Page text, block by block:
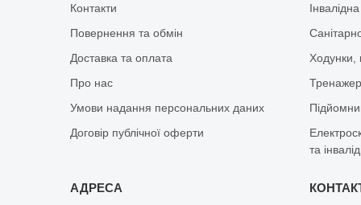
Контакти
Повернення та обмін
Доставка та оплата
Про нас
Умови надання персональних даних
Договір публічної оферти
Ходунки,
Тренажер
та